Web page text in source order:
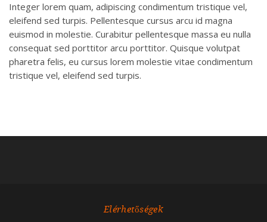
Integer lorem quam, adipiscing condimentum tristique vel,
eleifend sed turpis. Pellentesque cursus arcu id magna
euismod in molestie. Curabitur pellentesque massa eu nulla
consequat sed porttitor arcu porttitor. Quisque volutpat
pharetra felis, eu cursus lorem molestie vitae condimentum
tristique vel, eleifend sed turpis.
Elérhetőségek